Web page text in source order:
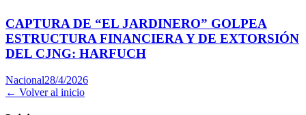
CAPTURA DE “EL JARDINERO” GOLPEA
ESTRUCTURA FINANCIERA Y DE EXTORSIÓN
DEL CJNG: HARFUCH
Nacional28/4/2026
← Volver al inicio